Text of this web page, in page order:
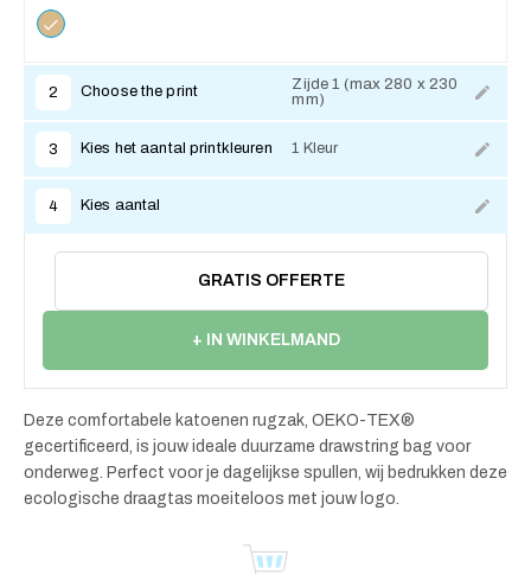
2 Choose the print
Zijde 1 (max 280 x 230
mm)
3 Kies het aantal printkleuren 1 Kleur
4 Kies aantal
GRATIS OFFERTE
+ IN WINKELMAND
Deze comfortabele katoenen rugzak, OEKO-TEX®
gecertificeerd, is jouw ideale duurzame drawstring bag voor
onderweg. Perfect voor je dagelijkse spullen, wij bedrukken deze
ecologische draagtas moeiteloos met jouw logo.